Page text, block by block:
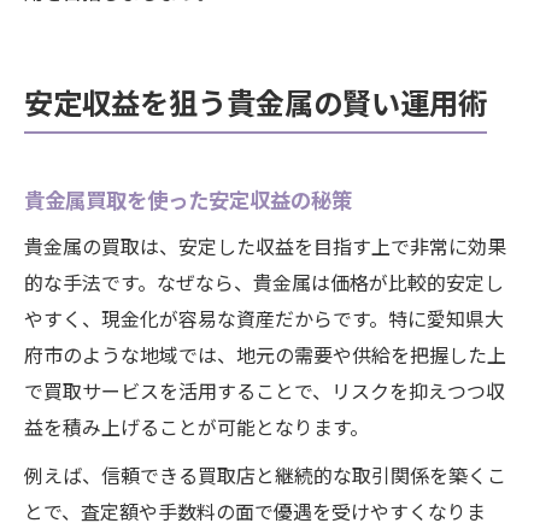
安定収益を狙う貴金属の賢い運用術
貴金属買取を使った安定収益の秘策
貴金属の買取は、安定した収益を目指す上で非常に効果
的な手法です。なぜなら、貴金属は価格が比較的安定し
やすく、現金化が容易な資産だからです。特に愛知県大
府市のような地域では、地元の需要や供給を把握した上
で買取サービスを活用することで、リスクを抑えつつ収
益を積み上げることが可能となります。
例えば、信頼できる買取店と継続的な取引関係を築くこ
とで、査定額や手数料の面で優遇を受けやすくなりま